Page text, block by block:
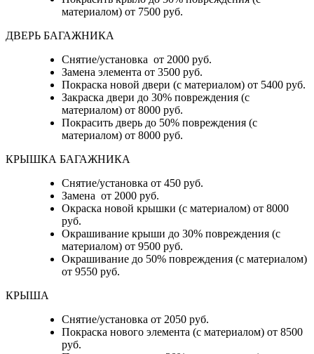
материалом) от 7500 руб.
ДВЕРЬ БАГАЖНИКА
Снятие/установка от 2000 руб.
Замена элемента от 3500 руб.
Покраска новой двери (с материалом) от 5400 руб.
Закраска двери до 30% повреждения (с
материалом) от 8000 руб.
Покрасить дверь до 50% повреждения (с
материалом) от 8000 руб.
КРЫШКА БАГАЖНИКА
Снятие/установка от 450 руб.
Замена от 2000 руб.
Окраска новой крышки (с материалом) от 8000
руб.
Окрашивание крыши до 30% повреждения (с
материалом) от 9500 руб.
Окрашивание до 50% повреждения (с материалом)
от 9550 руб.
КРЫША
Снятие/установка от 2050 руб.
Покраска нового элемента (с материалом) от 8500
руб.